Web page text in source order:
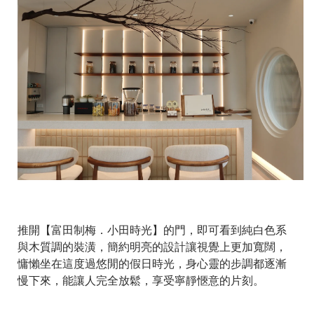
推開【富田制梅．小田時光】的門，即可看到純白色系
與木質調的裝潢，簡約明亮的設計讓視覺上更加寬闊，
慵懶坐在這度過悠閒的假日時光，身心靈的步調都逐漸
慢下來，能讓人完全放鬆，享受寧靜愜意的片刻。